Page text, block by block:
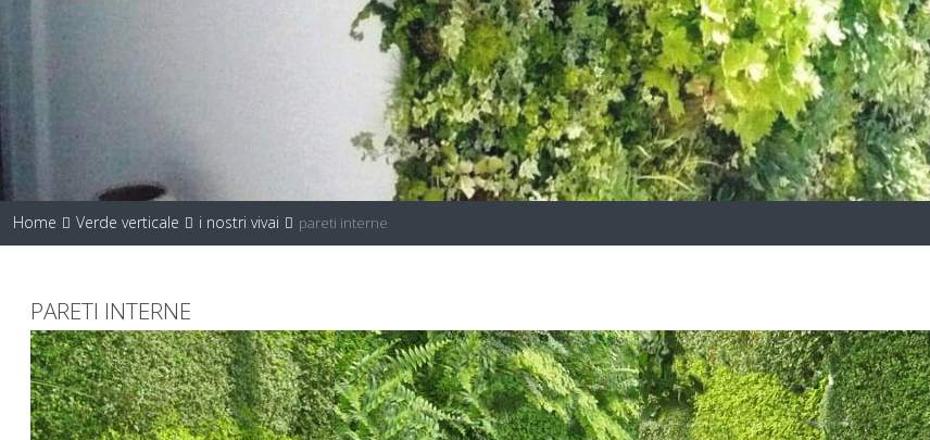
Home Verde verticale i nostri vivai pareti interne
PARETI INTERNE